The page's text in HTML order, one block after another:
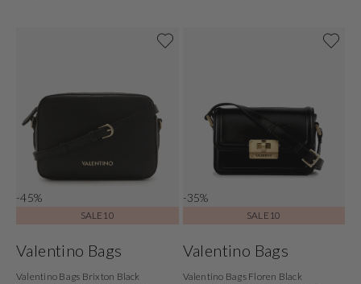
-45%
SALE10
Valentino Bags
Valentino Bags Brixton Black
-35%
SALE10
Valentino Bags
Valentino Bags Floren Black